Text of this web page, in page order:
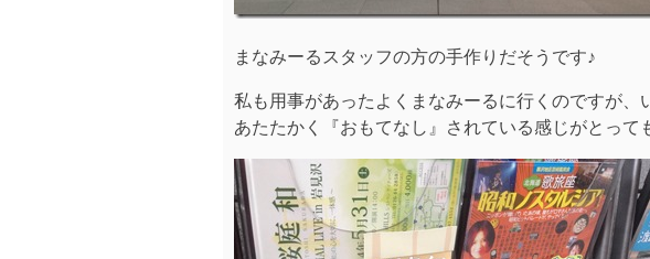
まなみーるスタッフの方の手作りだそうです♪
私も用事があったよくまなみーるに行くのですが
あたたかく『おもてなし』されている感じがとって